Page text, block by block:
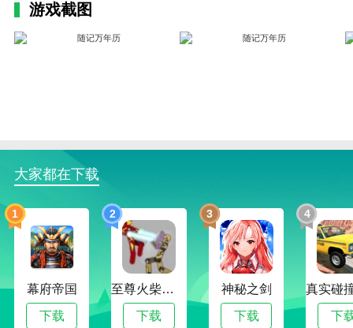
问：这款万年历可以自定义提醒吗？
随记万年历提供了自定义提醒功能。你可以设置重
的中国随记万年历
2、实时了解最新的天气情况，同时还有相应的温
度、风向等数据提供，及时掌握最新天气的信息
3、每日运势结合个人生辰八字信息，打造专属个
人的综合运势、财运、事业运、桃花运等，运势结合八
字更适合，更准确
4、界面设计简洁明了，展示的是非常中国风的画
面，给用户的使用感更加强烈
游戏截图
大家都在下载
1
幕府帝国
下载
2
至尊火柴人战争
下载
3
神秘之剑
下载
4
下